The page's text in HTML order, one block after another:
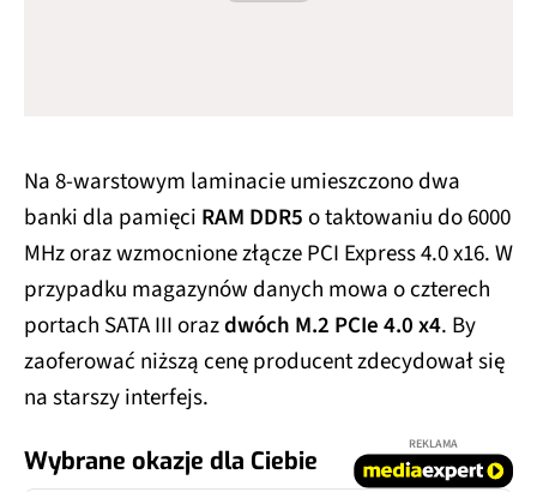
Na 8-warstowym laminacie umieszczono dwa
banki dla pamięci RAM DDR5o taktowaniu do 6000
MHz oraz wzmocnione złącze PCI Express 4.0 x16. W
przypadku magazynów danych mowa o czterech
portach SATA III orazdwóch M.2 PCIe 4.0 x4. By
zaoferować niższą cenę producent zdecydował się
na starszy interfejs.
Wybrane okazje dla Ciebie
REKLAMA